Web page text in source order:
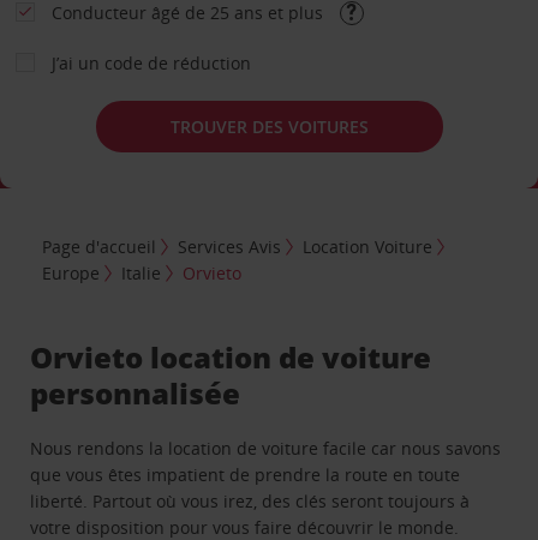
Conducteur âgé de 25 ans et plus
J’ai un code de réduction
TROUVER DES VOITURES
Page d'accueil Services Avis
Location Voiture
Europe
Italie Orvieto
Orvieto location de voiture
personnalisée
Nous rendons la location de voiture facile car nous savons
que vous êtes impatient de prendre la route en toute
liberté. Partout où vous irez, des clés seront toujours à
votre disposition pour vous faire découvrir le monde.